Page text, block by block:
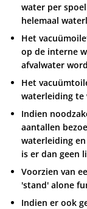
water per
helemaal
Het
op de interne
afvalwater
Het
waterleiding te
Indien
aantallen
waterleiding
is er dan geen
Voorzien van
'stand' alone
Indien er ook